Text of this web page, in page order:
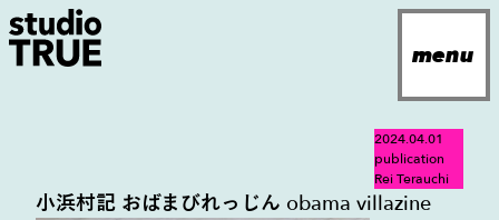
menu
jp
2024.04.01
publication
Rei Terauchi
小浜村記 おばまびれっじん obama villazine
Navigated to